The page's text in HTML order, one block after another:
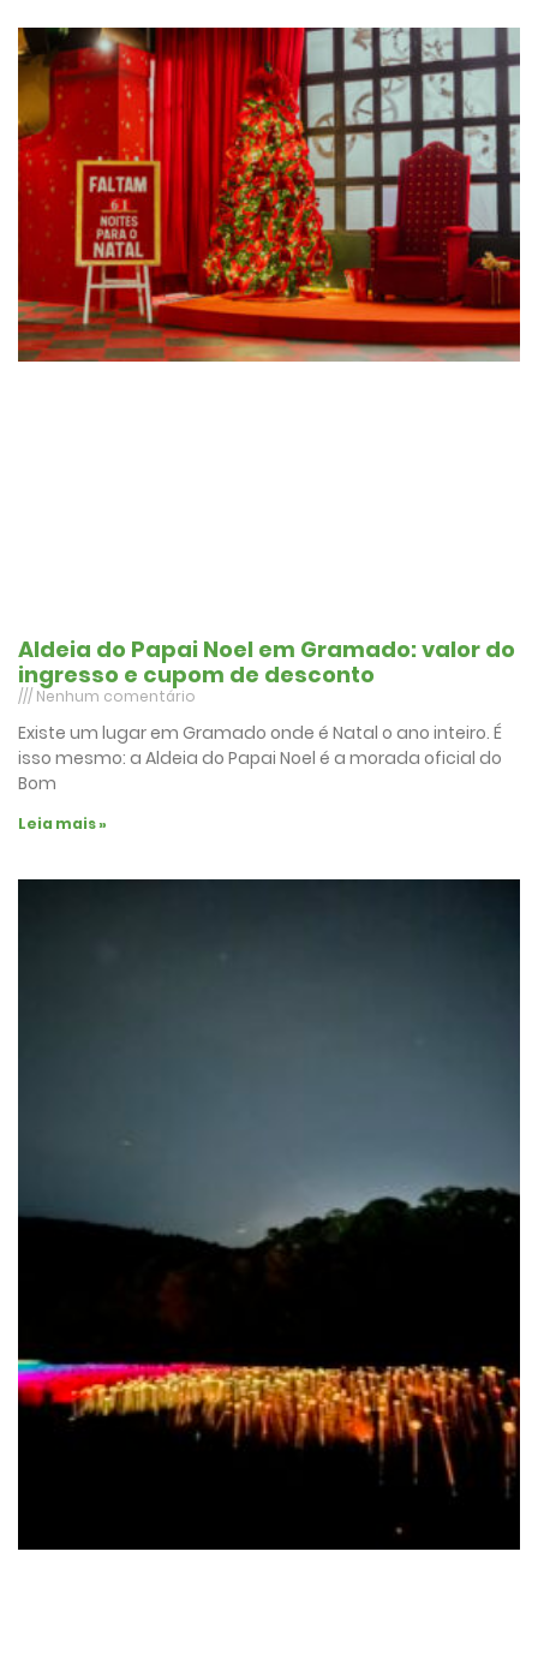
Aldeia do Papai Noel em Gramado: valor do
ingresso e cupom de desconto
Nenhum comentário
Existe um lugar em Gramado onde é Natal o ano inteiro. É
isso mesmo: a Aldeia do Papai Noel é a morada oficial do
Bom
Leia mais »